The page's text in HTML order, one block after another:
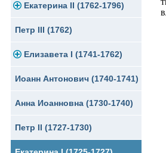
Памятные и донативные
Памятные и донативные
Для Финляндии
Памятные и донативные
Медь
Для Грузии
Русско-Польские
Для Польши
Памятные и донативные
Серебро
Медь
Для Грузии
Для Польши
Золото
Серебро
Медь
Екатерина II (1762-1796)
Золото
Серебро
Медь
Сибирские монеты
Для Молдавии и Валахии
Петр III (1762)
Елизавета I (1741-1762)
Золото
Серебро
Медь
Иоанн Антонович (1740-1741)
Анна Иоанновна (1730-1740)
Петр II (1727-1730)